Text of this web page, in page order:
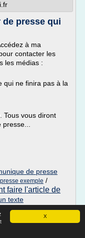
X
presse qui
à ma
contacter les
les médias :
qui ne finira pas à la
Tous vous diront
de presse
exemple /
faire l'article de
texte
presse qui